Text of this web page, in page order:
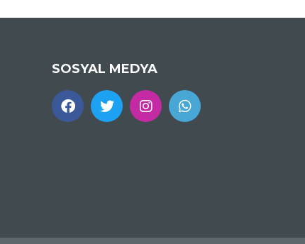
SOSYAL MEDYA